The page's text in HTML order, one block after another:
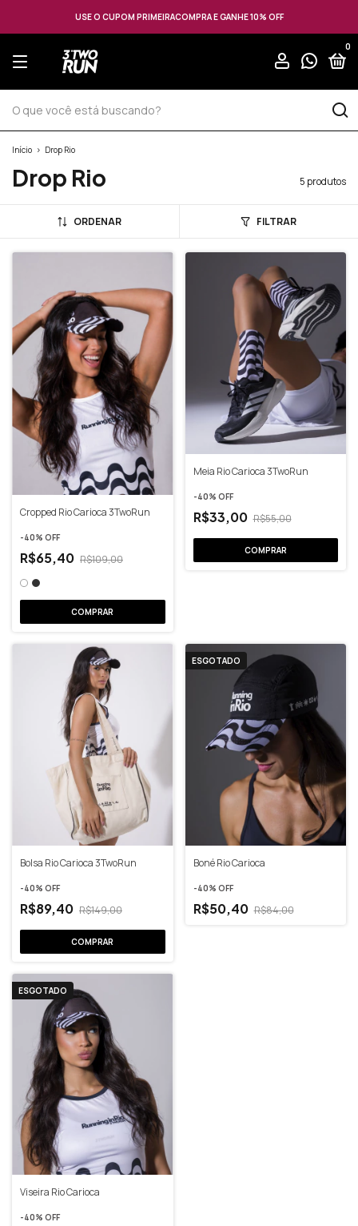
USE O CUPOM PRIMEIRACOMPRA E GANHE 10% OFF
0
Início > Drop Rio
Drop Rio 5 produtos
ORDENAR FILTRAR
Cropped Rio Carioca 3TwoRun
-40% OFF
R$65,40 R$109,00
COMPRAR
Meia Rio Carioca 3TwoRun
-40% OFF
R$33,00 R$55,00
COMPRAR
Bolsa Rio Carioca 3TwoRun
-40% OFF
R$89,40 R$149,00
ESGOTADO
Boné Rio Carioca
-40% OFF
R$50,40 R$84,00
ESGOTADO
Viseira Rio Carioca
-40% OFF